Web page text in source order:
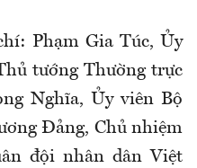
Phạm Gia Túc, Ủy
tướng Thường trực
Nghĩa, Ủy viên Bộ
Đảng, Chủ nhiệm
đội nhân dân Việt